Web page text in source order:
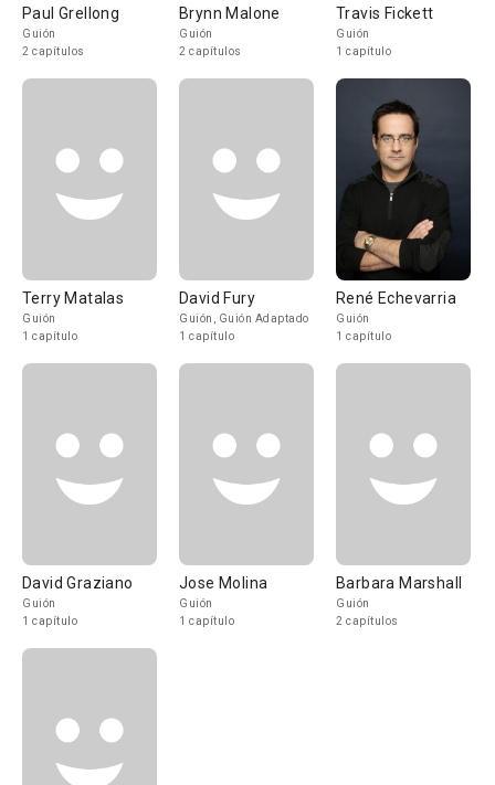
Paul Grellong
Guión
2 capítulos
Brynn Malone
Guión
2 capítulos
Travis Fickett
Guión
1 capítulo
Terry Matalas
Guión
1 capítulo
David Fury
Guión, Guión Adaptado
1 capítulo
René Echevarria
Guión
1 capítulo
David Graziano
Guión
1 capítulo
Jose Molina
Guión
1 capítulo
Barbara Marshall
Guión
2 capítulos